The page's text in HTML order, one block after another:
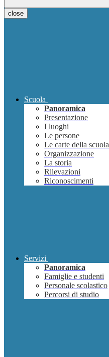
close
Scuola
Panoramica
Presentazione
I luoghi
Le persone
Le carte della scuola
Organizzazione
La storia
Rilevazioni
Riconoscimenti
Servizi
Panoramica
Famiglie e studenti
Personale scolastico
Percorsi di studio